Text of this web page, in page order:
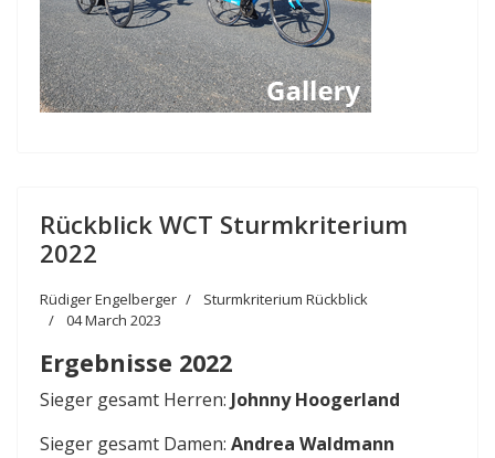
Rückblick WCT Sturmkriterium
2022
Rüdiger Engelberger
Sturmkriterium Rückblick
04 March 2023
Ergebnisse 2022
Sieger gesamt Herren: Johnny Hoogerland
Sieger gesamt Damen: Andrea Waldmann